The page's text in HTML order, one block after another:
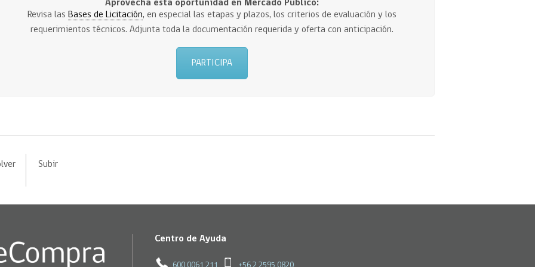
Aprovecha esta oportunidad en Mercado Público:
Revisa lasBases de Licitación, en especial las etapas y plazos, los criterios de evaluación y los
requerimientos técnicos. Adjunta toda la documentación requerida y oferta con anticipación.
PARTICIPA
Subir
Centro de Ayuda